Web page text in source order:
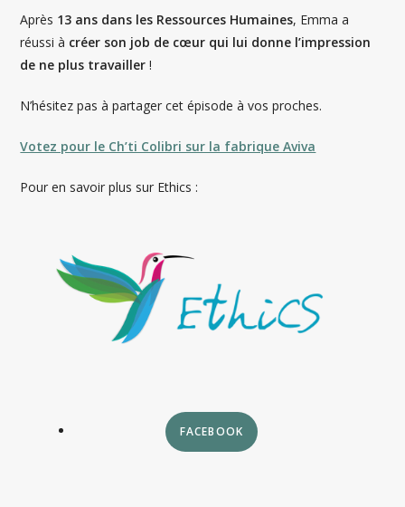
Après 13 ans dans les Ressources Humaines, Emma a
réussi à créer son job de cœur qui lui donne l’impression
de ne plus travailler !
N’hésitez pas à partager cet épisode à vos proches.
Votez pour le Ch’ti Colibri sur la fabrique Aviva
Pour en savoir plus sur Ethics :
FACEBOOK